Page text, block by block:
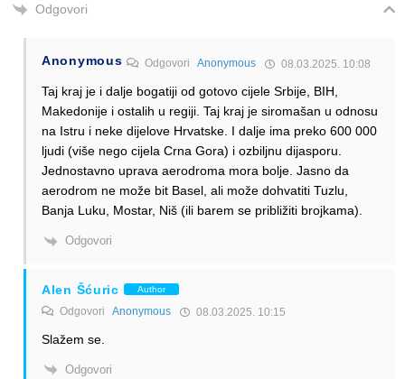
Odgovori
Anonymous OdgovoriAnonymous 08.03.2025. 10:08
Taj kraj je i dalje bogatiji od gotovo cijele Srbije, BIH,
Makedonije i ostalih u regiji. Taj kraj je siromašan u odnosu
na Istru i neke dijelove Hrvatske. I dalje ima preko 600 000
ljudi (više nego cijela Crna Gora) i ozbiljnu dijasporu.
Jednostavno uprava aerodroma mora bolje. Jasno da
aerodrom ne može bit Basel, ali može dohvatiti Tuzlu,
Banja Luku, Mostar, Niš (ili barem se približiti brojkama).
Odgovori
Alen Šćuric Author
Odgovori Anonymous 08.03.2025. 10:15
Slažem se.
Odgovori